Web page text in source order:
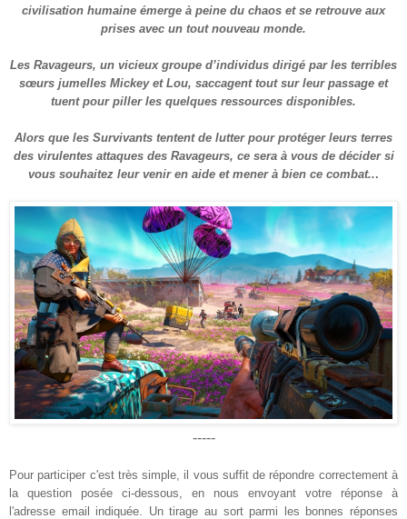
civilisation humaine émerge à peine du chaos et se retrouve aux
prises avec un tout nouveau monde.
Les Ravageurs, un vicieux groupe d’individus dirigé par les terribles
sœurs jumelles Mickey et Lou, saccagent tout sur leur passage et
tuent pour piller les quelques ressources disponibles.
Alors que les Survivants tentent de lutter pour protéger leurs terres
des virulentes attaques des Ravageurs, ce sera à vous de décider si
vous souhaitez leur venir en aide et mener à bien ce combat...
-----
Pour participer c'est très simple, il vous suffit de répondre correctement à
la question posée ci-dessous, en nous envoyant votre réponse à
l'adresse email indiquée. Un tirage au sort parmi les bonnes réponses